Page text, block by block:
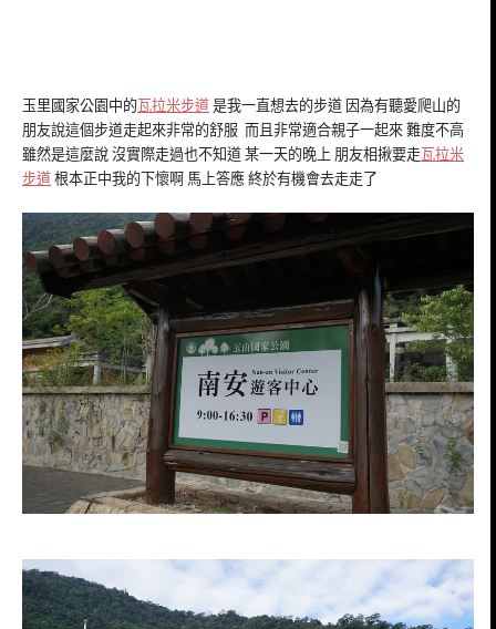
玉里國家公園中的瓦拉米步道 是我一直想去的步道 因為有聽愛爬山的
朋友說這個步道走起來非常的舒服 而且非常適合親子一起來 難度不高
雖然是這麼說 沒實際走過也不知道 某一天的晚上 朋友相揪要走瓦拉米
步道 根本正中我的下懷啊 馬上答應 終於有機會去走走了